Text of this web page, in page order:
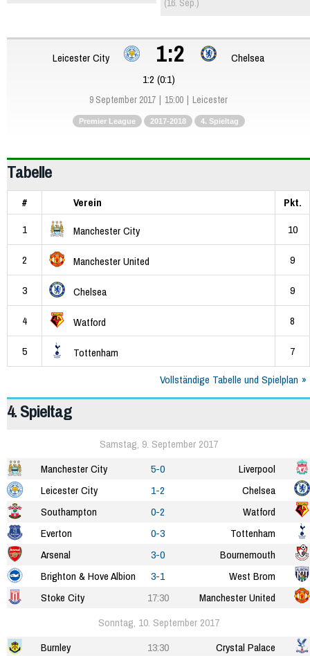
(16. Sep.)
Leicester City 1:2
Chelsea
1:2 (0:1)
9 September 2017 15:00 Leicester
Premier League 2017-2018 4. Spieltag
Tabelle
# Verein
Pkt.
1
Manchester City 10
2 Manchester United 9
3 Chelsea 9
4 Watford 8
5 Tottenham
7
Vollständige Tabelle und Spielplan
4. Spieltag
Samstag, 9. September 2017
Manchester City
5-0
Liverpool
Leicester City
1-2
Chelsea
Southampton
0-2
Watford
Everton
0-3
Tottenham
Arsenal
3-0
Bournemouth
Brighton & Hove Albion
3-1
West Brom
Stoke City
17:30
Manchester United
Sonntag, 10. September 2017
Burnley
13:30
Crystal Palace